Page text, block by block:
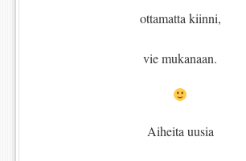
ottamatta kiinni,
vie mukanaan.
Aiheita uusia